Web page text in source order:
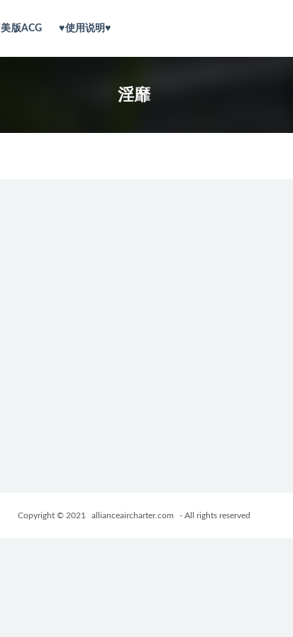
美版ACG ♥使用说明♥
淫靡
Copyright © 2021 allianceaircharter.com - All rights reserved